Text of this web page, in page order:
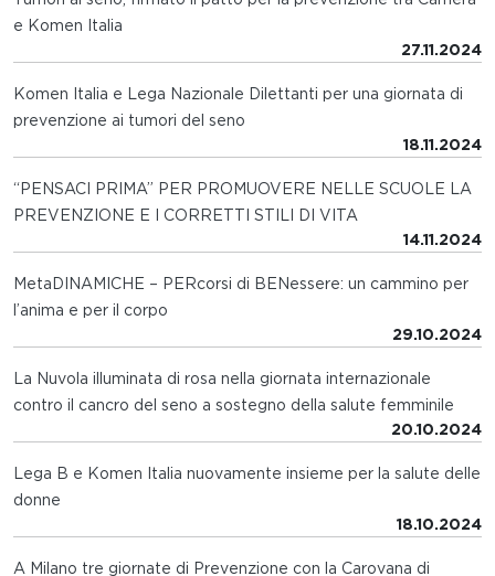
e Komen Italia
27.11.2024
Komen Italia e Lega Nazionale Dilettanti per una giornata di
prevenzione ai tumori del seno
18.11.2024
“PENSACI PRIMA” PER PROMUOVERE NELLE SCUOLE LA
PREVENZIONE E I CORRETTI STILI DI VITA
14.11.2024
MetaDINAMICHE – PERcorsi di BENessere: un cammino per
l’anima e per il corpo
29.10.2024
La Nuvola illuminata di rosa nella giornata internazionale
contro il cancro del seno a sostegno della salute femminile
20.10.2024
Lega B e Komen Italia nuovamente insieme per la salute delle
donne
18.10.2024
A Milano tre giornate di Prevenzione con la Carovana di